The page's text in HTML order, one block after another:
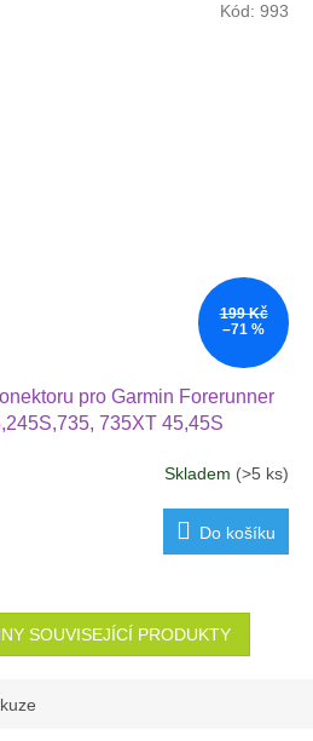
199 Kč
–71 %
pro Garmin Forerunner
735XT 45,45S
Skladem (>5 ks)
Do košíku
Kód: 993
SOUVISEJÍCÍ PRODUKTY